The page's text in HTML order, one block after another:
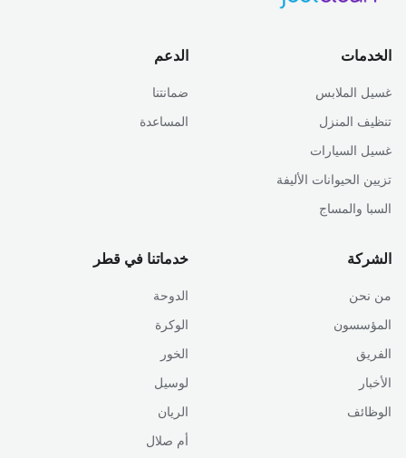
الخدمات
غسيل الملابس
تنظيف المنزل
غسيل السيارات
تزيين الحيوانات الأليفة
السبا والمساج
الدعم
ضمانتنا
المساعدة
الشركة
من نحن
المؤسسون
الفريق
الأخبار
الوظائف
خدماتنا في قطر
الدوحة
الوكرة
الخور
لوسيل
الريان
أم صلال